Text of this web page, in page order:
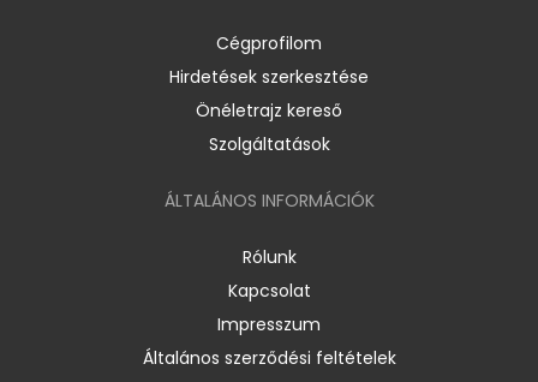
Cégprofilom
Hirdetések szerkesztése
Önéletrajz kereső
Szolgáltatások
ÁLTALÁNOS INFORMÁCIÓK
Rólunk
Kapcsolat
Impresszum
Általános szerződési feltételek